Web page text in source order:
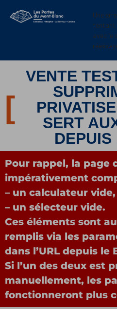
Une
tentant
avec le
VENTE
SERT
Pour rappel, la page
impérativement
– un calculateur vide,
– un sélecteur vide.
Ces éléments sont
remplis via les
dans l’URL depuis le
Si l’un des deux est
manuellement, les
fonctionneront plus